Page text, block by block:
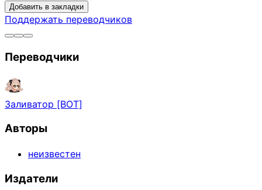
Добавить в закладки
Поддержать переводчиков
Переводчики
Заливатор [BOT]
Авторы
неизвестен
Издатели